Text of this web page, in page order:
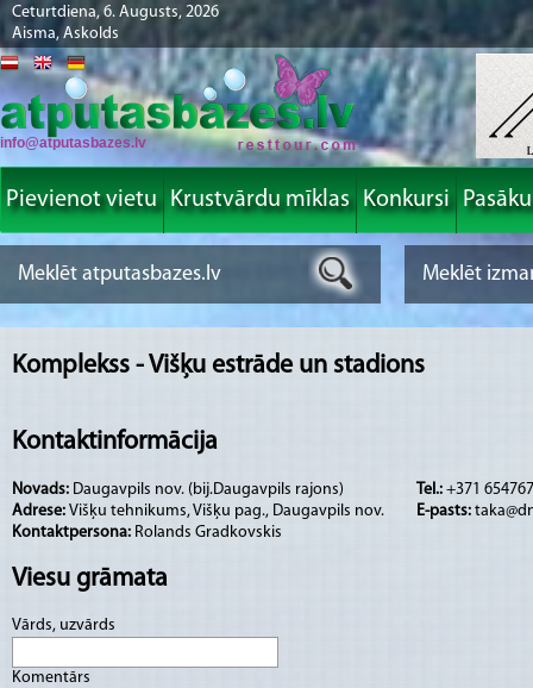
Ceturtdiena, 6. Augusts, 2026
Aisma, Askolds
info@atputasbazes.lv
Pievienot vietu Krustvārdu mīklas Konkursi
Komplekss - Višķu estrāde un stadions
Kontaktinformācija
Novads: Daugavpils nov. (bij.Daugavpils rajons)
Adrese: Višķu tehnikums, Višķu pag., Daugavpils nov.
Kontaktpersona: Rolands Gradkovskis
Tel.: +371
E-pasts:
Viesu grāmata
Vārds, uzvārds
Komentārs